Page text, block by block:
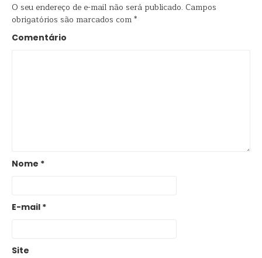
O seu endereço de e-mail não será publicado. Campos
obrigatórios são marcados com*
Comentário
Nome *
E-mail *
Site